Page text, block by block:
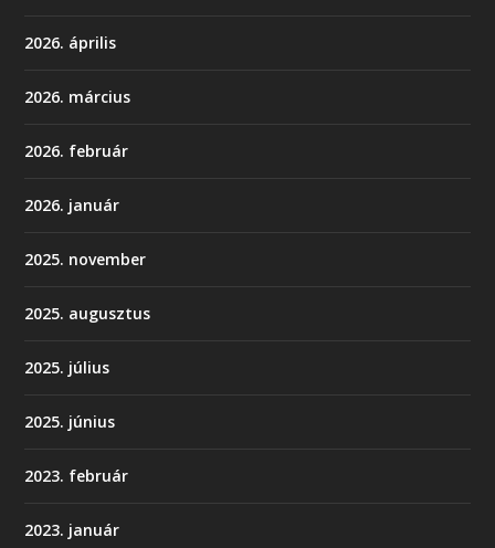
2026. április
2026. március
2026. február
2026. január
2025. november
2025. augusztus
2025. július
2025. június
2023. február
2023. január